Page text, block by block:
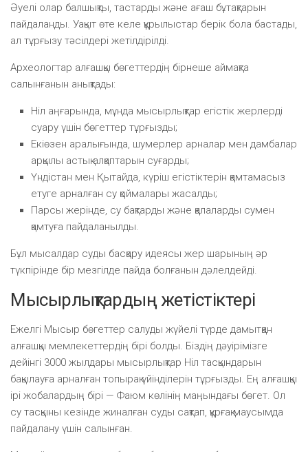
Әуелі олар балшықты, тастарды және ағаш бұтақтарын
пайдаланды. Уақыт өте келе құрылыстар берік бола бастады,
ал тұрғызу тәсілдері жетілдірілді.
Археологтар алғашқы бөгеттердің бірнеше аймақта
салынғанын анықтады:
Ніл аңғарында, мұнда мысырлықтар егістік жерлерді
суару үшін бөгеттер тұрғызды;
Екіөзен аралығында, шумерлер арналар мен дамбалар
арқылы астық алқаптарын суғарды;
Үндістан мен Қытайда, күріш егістіктерін қамтамасыз
етуге арналған су қоймалары жасалды;
Парсы жерінде, су бақтарды және қалаларды сумен
қамтуға пайдаланылды.
Бұл мысалдар суды басқару идеясы жер шарының әр
түкпірінде бір мезгілде пайда болғанын дәлелдейді.
Мысырлықтардың жетістіктері
Ежелгі Мысыр бөгеттер салуды жүйелі түрде дамытқан
алғашқы мемлекеттердің бірі болды. Біздің дәуірімізге
дейінгі 3000 жылдары мысырлықтар Ніл тасқындарын
бақылауға арналған топырақ үйінділерін тұрғызды. Ең алғашқы
ірі жобалардың бірі — Фаюм көлінің маңындағы бөгет. Ол
су тасқыны кезінде жиналған суды сақтап, құрғақ маусымда
пайдалану үшін салынған.